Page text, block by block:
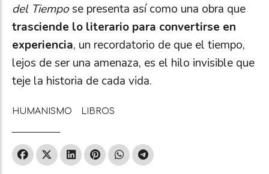
del Tiempose presenta así como una obra que
trasciende lo literario para convertirse en
experiencia, un recordatorio de que el tiempo,
lejos de ser una amenaza, es el hilo invisible que
teje la historia de cada vida.
HUMANISMO LIBROS